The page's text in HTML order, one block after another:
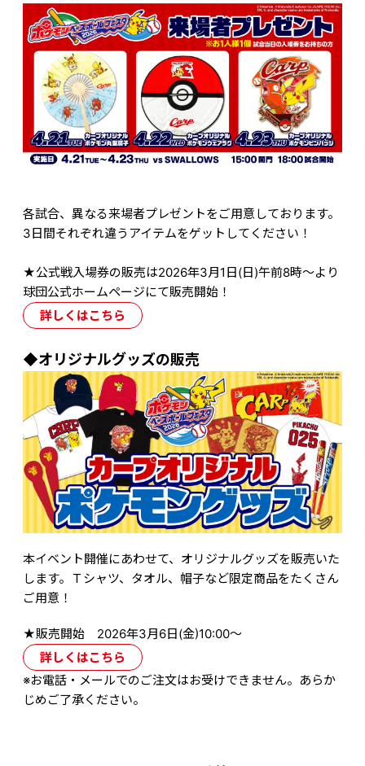
各試合、異なる来場者プレゼントをご用意しております。
3日間それぞれ違うアイテムをゲットしてください！
★公式戦入場券の販売は2026年3月1日(日)午前8時～より
球団公式ホームページにて販売開始！
詳しくはこちら
◆オリジナルグッズの販売
本イベント開催にあわせて、オリジナルグッズを販売いた
します。Ｔシャツ、タオル、帽子など限定商品をたくさん
ご用意！
★販売開始 2026年3月6日(金)10:00～
詳しくはこちら
※お電話・メールでのご注文はお受けできません。あらか
じめご了承ください。